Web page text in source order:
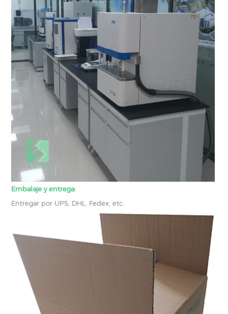
Embalaje y entrega:
Entregar por UPS, DHL, Fedex, etc.